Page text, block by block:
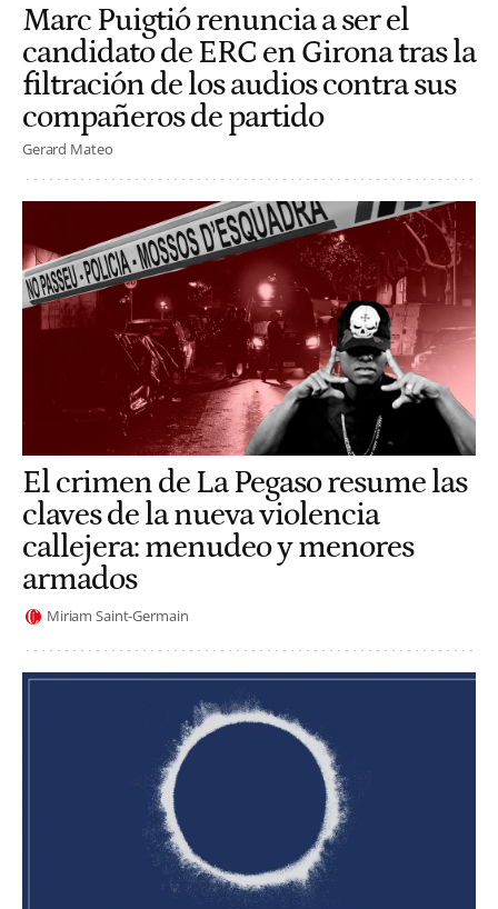
Marc Puigtió renuncia a ser el
candidato de ERC en Girona tras la
filtración de los audios contra sus
compañeros de partido
Gerard Mateo
El crimen de La Pegaso resume las
claves de la nueva violencia
callejera: menudeo y menores
armados
Miriam Saint-Germain